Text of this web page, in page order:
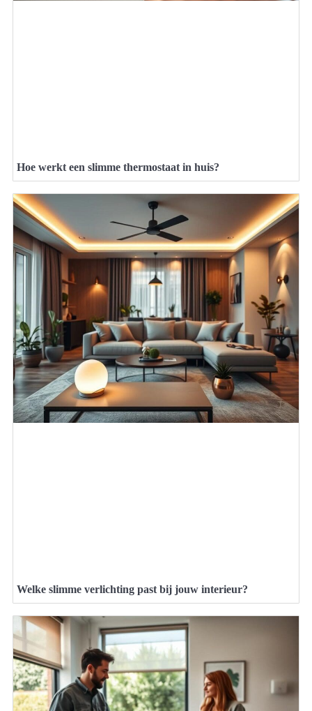
Hoe werkt een slimme thermostaat in huis?
Welke slimme verlichting past bij jouw interieur?